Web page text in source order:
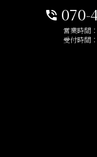
phone_in_talk 070-
営業時間
受付時間